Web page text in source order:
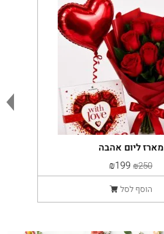
מארז ליום אהבה
₪250
₪199
הוסף לסל